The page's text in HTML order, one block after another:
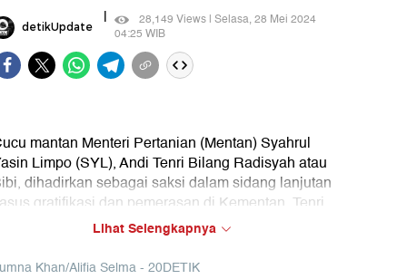
detikUpdate |
28,149 Views | Selasa, 28 Mei 2024
04:25 WIB
mantan Menteri Pertanian (Mentan) Syahrul
Limpo (SYL), Andi Tenri Bilang Radisyah atau
dihadirkan sebagai saksi dalam sidang lanjutan
gratifikasi dan pemerasan di Kementan. Tenri
mengaku diminta SYL untuk magang di Kementan.
Lihat Selengkapnya
Khan/Alifia Selma - 20DETIK